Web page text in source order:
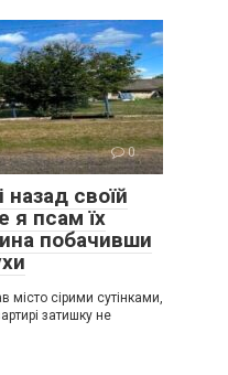
0
назад своїй
я псам їх
побачивши
місто сірими сутінками,
затишку не